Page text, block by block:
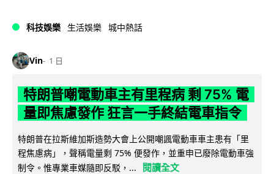
科技娛樂 生活娛樂 城中熱話
Vin 1 日
特朗普嘲電動車主有里程病 剩 75% 電
量即焦慮發作 狂言一手終結電車指令
特朗普在拉斯維加斯造勢大會上公開嘲諷電動車車主患有「里
程焦慮病」，聲稱電量剩 75% 便發作，並重申已廢除電動車強
制令。惟專業車媒隨即反駁，...
閱讀全文